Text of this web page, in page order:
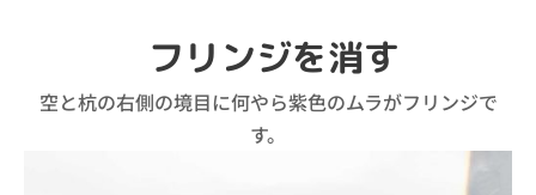
フリンジを消す
空と杭の右側の境目に何やら紫色のムラがフリンジで
す。